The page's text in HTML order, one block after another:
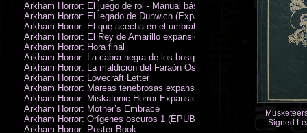
Signed
Arkham Horror: El juego de rol - Manual básico
Arkham Horror: El legado de Dunwich (Expansión de investigadores)
Arkham Horror: El que acecha en el umbral expansión
Arkham Horror: El Rey de Amarillo expansión
Arkham Horror: Hora final
Arkham Horror: La cabra negra de los bosques expansión
Arkham Horror: La maldición del Faraón Oscuro expansión (revisada)
Arkham Horror: Lovecraft Letter
Arkham Horror: Mareas tenebrosas expansión
Arkham Horror: Miskatonic Horror Expansion
Arkham Horror: Mother’s Embrace
Arkham Horror: Orígenes oscuros 1 (EPUB)
Arkham Horror: Poster Book